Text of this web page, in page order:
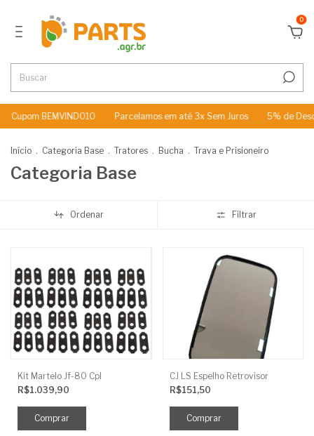
0
BEMVINDO10 Parcelamos em até 3x Sem Juros 5% de Desconto
Início . Categoria Base . Tratores . Bucha . Trava e Prisioneiro
Categoria Base
Ordenar Filtrar
Kit Martelo Jf-80 Cpl
R$1.039,90
CJ LS Espelho Retrovisor
R$151,50